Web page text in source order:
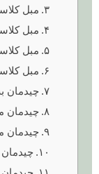
مبل
مبل
مبل کلاسیک
مبل
چیدمان
چیدمان
چیدمان